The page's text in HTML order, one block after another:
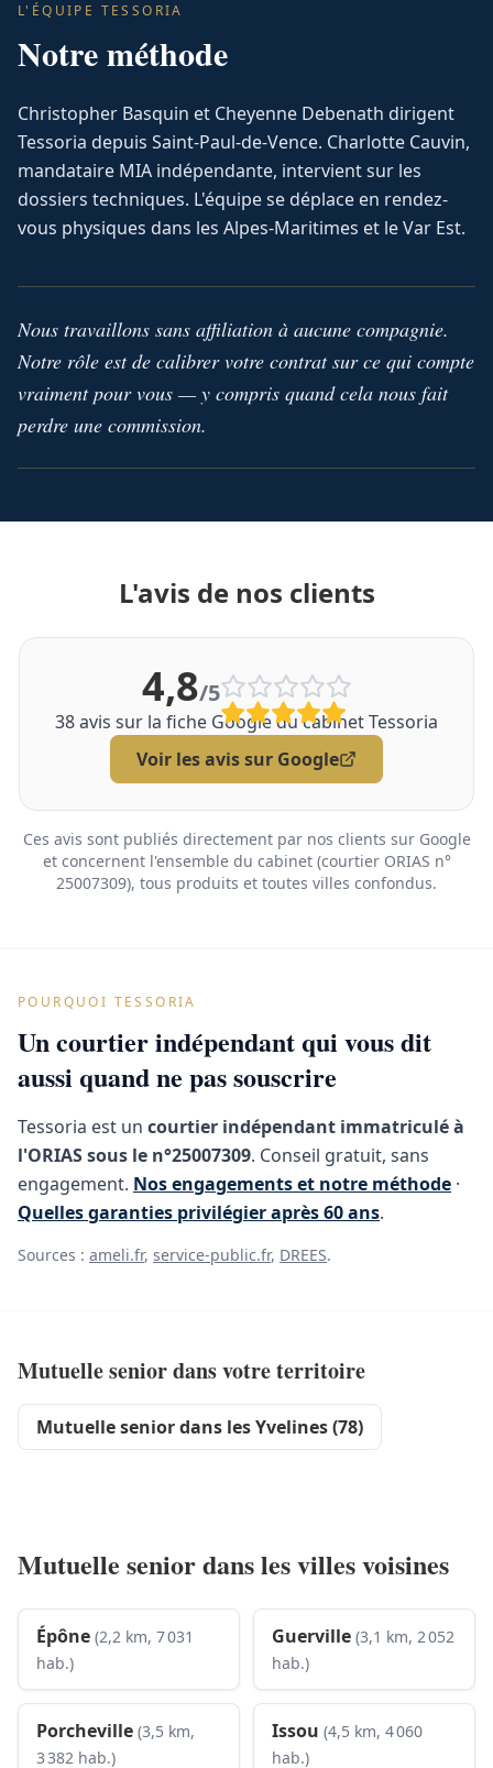
L'ÉQUIPE TESSORIA
Notre méthode
Christopher Basquin et Cheyenne Debenath dirigent
Tessoria depuis Saint-Paul-de-Vence. Charlotte Cauvin,
mandataire MIA indépendante, intervient sur les
dossiers techniques. L'équipe se déplace en rendez-
vous physiques dans les Alpes-Maritimes et le Var Est.
Nous travaillons sans affiliation à aucune compagnie.
Notre rôle est de calibrer votre contrat sur ce qui compte
vraiment pour vous — y compris quand cela nous fait
perdre une commission.
L'avis de nos clients
4,8/5
38avis sur la fiche Google du cabinet Tessoria
Voir les avis sur Google
Ces avis sont publiés directement par nos clients sur Google
et concernent l'ensemble du cabinet (courtier ORIAS n°
25007309), tous produits et toutes villes confondus.
POURQUOI TESSORIA
Un courtier indépendant qui vous dit
aussi quand ne pas souscrire
Tessoria est un courtier indépendant immatriculé à
l'ORIAS sous le n°25007309. Conseil gratuit, sans
engagement. Nos engagements et notre méthode ·
Quelles garanties privilégier après 60 ans.
Sources : ameli.fr, service-public.fr, DREES.
Mutuelle senior dans votre territoire
Mutuelle senior dans les Yvelines (78)
Mutuelle senior dans les villes voisines
Épône (2,2 km, 7 031
hab.)
Guerville (3,1 km, 2 052
hab.)
Porcheville (3,5 km,
3 382 hab.)
Issou (4,5 km, 4 060
hab.)